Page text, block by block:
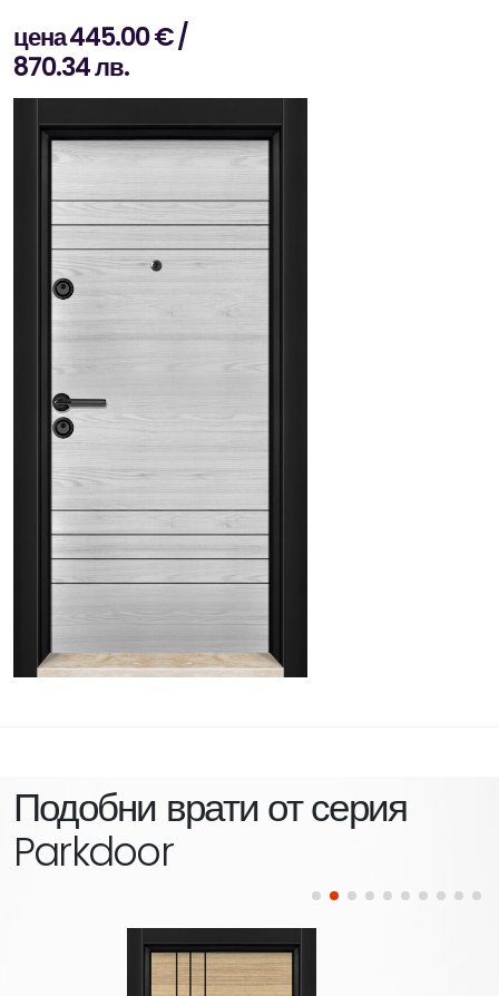
цена 445.00 € /
870.34 лв.
Подобни врати от серия
Parkdoor